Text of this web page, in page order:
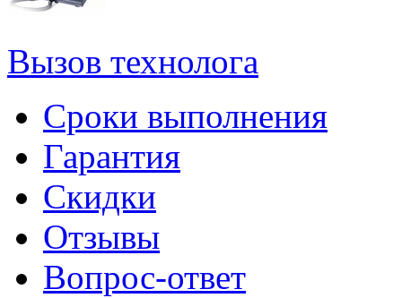
Вызов технолога
Сроки выполнения
Гарантия
Скидки
Отзывы
Вопрос-ответ